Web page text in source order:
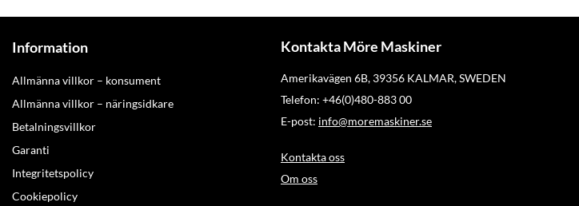
Information
Allmänna villkor – konsument
Allmänna villkor – näringsidkare
Betalningsvillkor
Garanti
Integritetspolicy
Cookiepolicy
Kontakta Möre Maskiner
Amerikavägen 6B, 39356 KALMAR, SWEDEN
Telefon: +46(0)480-883 00
E-post: info@moremaskiner.se
Kontakta oss
Om oss